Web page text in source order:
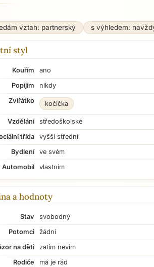
vztah: partnerský s výhledem:
styl
Kouřím
ano
Popíjím
nikdy
Zvířátko
kočička
Vzdělání
středoškolské
třída
vyšší střední
Bydlení
ve svém
Automobil
vlastním
a hodnoty
Stav
svobodný
Potomci
žádní
na děti
zatím nevím
Rodiče
má je rád